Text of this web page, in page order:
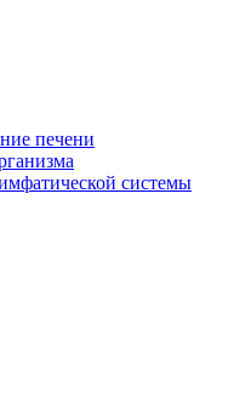
печени
системы